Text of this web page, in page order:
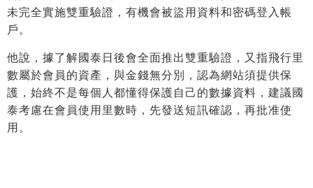
未完全實施雙重驗證，有機會被盜用資料和密碼登入帳
戶。
他說，據了解國泰日後會全面推出雙重驗證，又指飛行里
數屬於會員的資產，與金錢無分別，認為網站須提供保
護，始終不是每個人都懂得保護自己的數據資料，建議國
泰考慮在會員使用里數時，先發送短訊確認，再批准使
用。